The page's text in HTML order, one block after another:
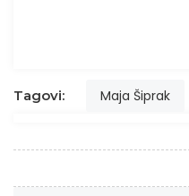
Tagovi: Maja Šiprak